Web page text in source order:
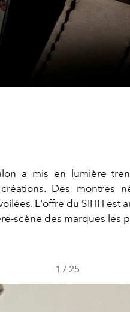
a mis en lumière
Des montres
L'offre du SIHH est
scène des marques les
1 / 25